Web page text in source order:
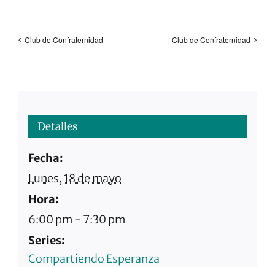
Club de Confraternidad Club de Confraternidad
Detalles
Fecha:
Lunes, 18 de mayo
Hora:
6:00 pm - 7:30 pm
Series:
Compartiendo Esperanza